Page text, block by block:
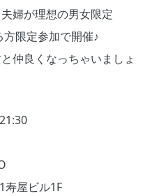
婦が理想の男女限定
限定参加で開催♪
仲良くなっちゃいましょ
～21:30
屋ビル1F